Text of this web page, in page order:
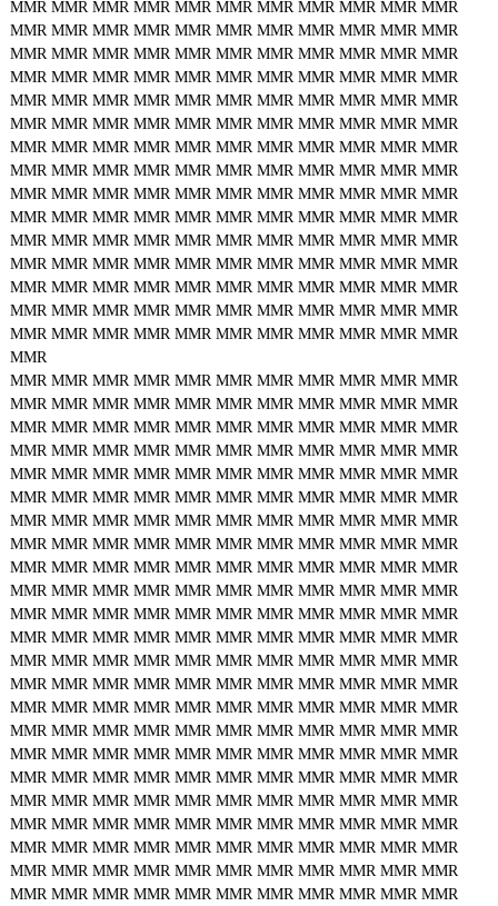
MMR MMR MMR MMR MMR MMR MMR MMR MMR MMR MMR
MMR MMR MMR MMR MMR MMR MMR MMR MMR MMR MMR
MMR MMR MMR MMR MMR MMR MMR MMR MMR MMR MMR
MMR MMR MMR MMR MMR MMR MMR MMR MMR MMR MMR
MMR MMR MMR MMR MMR MMR MMR MMR MMR MMR MMR
MMR MMR MMR MMR MMR MMR MMR MMR MMR MMR MMR
MMR MMR MMR MMR MMR MMR MMR MMR MMR MMR MMR
MMR MMR MMR MMR MMR MMR MMR MMR MMR MMR MMR
MMR MMR MMR MMR MMR MMR MMR MMR MMR MMR MMR
MMR MMR MMR MMR MMR MMR MMR MMR MMR MMR MMR
MMR MMR MMR MMR MMR MMR MMR MMR MMR MMR MMR
MMR MMR MMR MMR MMR MMR MMR MMR MMR MMR MMR
MMR MMR MMR MMR MMR MMR MMR MMR MMR MMR MMR
MMR MMR MMR MMR MMR MMR MMR MMR MMR MMR MMR
MMR MMR MMR MMR MMR MMR MMR MMR MMR MMR MMR
MMR
MMR MMR MMR MMR MMR MMR MMR MMR MMR MMR MMR
MMR MMR MMR MMR MMR MMR MMR MMR MMR MMR MMR
MMR MMR MMR MMR MMR MMR MMR MMR MMR MMR MMR
MMR MMR MMR MMR MMR MMR MMR MMR MMR MMR MMR
MMR MMR MMR MMR MMR MMR MMR MMR MMR MMR MMR
MMR MMR MMR MMR MMR MMR MMR MMR MMR MMR MMR
MMR MMR MMR MMR MMR MMR MMR MMR MMR MMR MMR
MMR MMR MMR MMR MMR MMR MMR MMR MMR MMR MMR
MMR MMR MMR MMR MMR MMR MMR MMR MMR MMR MMR
MMR MMR MMR MMR MMR MMR MMR MMR MMR MMR MMR
MMR MMR MMR MMR MMR MMR MMR MMR MMR MMR MMR
MMR MMR MMR MMR MMR MMR MMR MMR MMR MMR MMR
MMR MMR MMR MMR MMR MMR MMR MMR MMR MMR MMR
MMR MMR MMR MMR MMR MMR MMR MMR MMR MMR MMR
MMR MMR MMR MMR MMR MMR MMR MMR MMR MMR MMR
MMR MMR MMR MMR MMR MMR MMR MMR MMR MMR MMR
MMR MMR MMR MMR MMR MMR MMR MMR MMR MMR MMR
MMR MMR MMR MMR MMR MMR MMR MMR MMR MMR MMR
MMR MMR MMR MMR MMR MMR MMR MMR MMR MMR MMR
MMR MMR MMR MMR MMR MMR MMR MMR MMR MMR MMR
MMR MMR MMR MMR MMR MMR MMR MMR MMR MMR MMR
MMR MMR MMR MMR MMR MMR MMR MMR MMR MMR MMR
MMR MMR MMR MMR MMR MMR MMR MMR MMR MMR MMR